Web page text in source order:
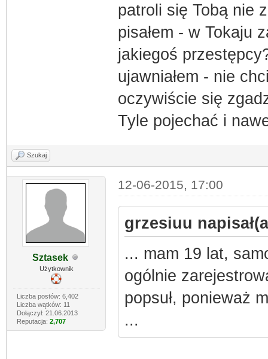
patroli się Tobą nie
pisałem - w Tokaju
jakiegoś
ujawniałem - nie
oczywiście się
Tyle pojechać i
Szukaj
Sztasek
Użytkownik
Liczba postów: 6,402
Liczba wątków: 11
Dołączył: 21.06.2013
Reputacja: 2,707
12-06-2015, 17:00
grzesiuu
... mam 19 lat,
ogólnie
popsuł, ponieważ
...